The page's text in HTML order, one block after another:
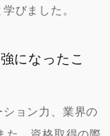
びました。
になったこ
ョン力、業界の